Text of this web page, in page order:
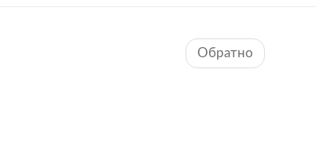
Обратно